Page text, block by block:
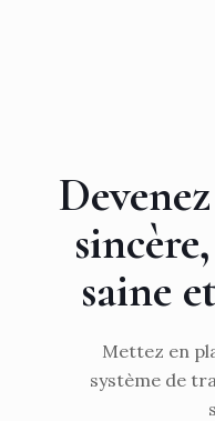
saine
Mettez en
système de